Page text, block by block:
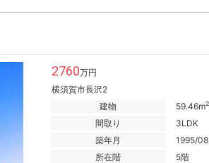
2760万円
横須賀市長沢2
建物
59.46m2
間取り
3LDK
築年月
1995/08
所在階
5階